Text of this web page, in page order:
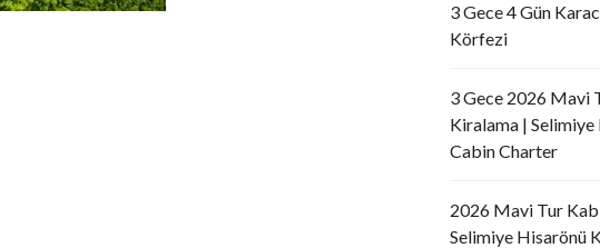
3 Gece 4 Gün
Körfezi
3 Gece 2026 Mavi
Kiralama |
Cabin Charter
2026 Mavi Tur
Selimiye Hisarönü